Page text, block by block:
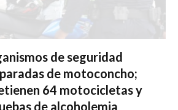
de seguridad
de motoconcho;
64 motocicletas y
de alcoholemia